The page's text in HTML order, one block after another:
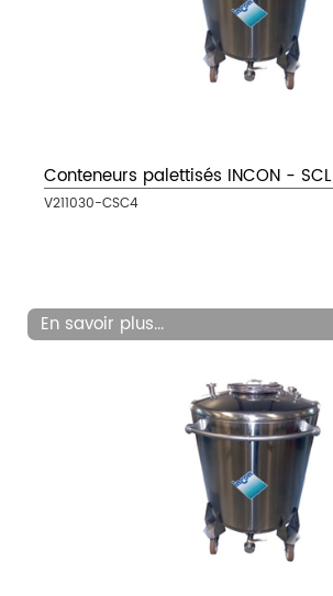
Conteneurs palettisés INCON -
V211030-CSC4
En savoir plus...